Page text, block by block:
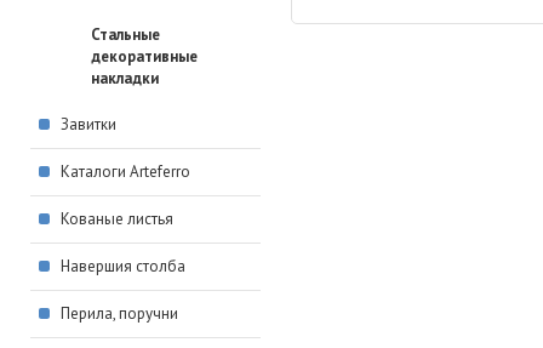
Стальные
декоративные
накладки
Завитки
Каталоги Arteferro
Кованые листья
Навершия столба
Перила, поручни